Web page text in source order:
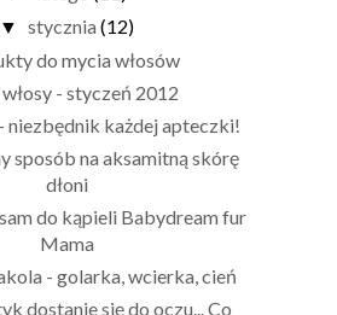
▼ stycznia (12)
do mycia włosów
- styczeń 2012
niezbędnik każdej apteczki!
sposób na aksamitną skórę
dłoni
do kąpieli Babydream fur
Mama
- golarka, wcierka, cień
dostanie się do oczu... Co